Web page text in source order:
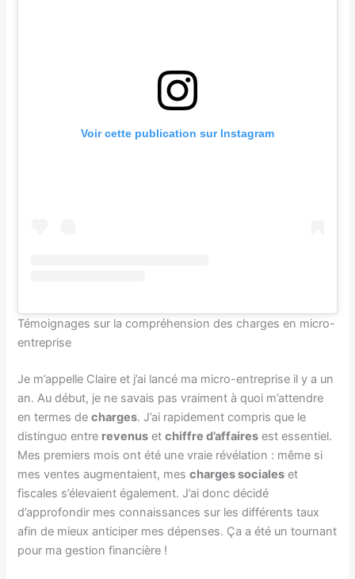
Voir cette publication sur Instagram
Témoignages sur la compréhension des charges en micro-
entreprise
Je m’appelle Claire et j’ai lancé ma micro-entreprise il y a un
an. Au début, je ne savais pas vraiment à quoi m’attendre
en termes decharges. J’ai rapidement compris que le
distinguo entre revenus etchiffre d’affaires est essentiel.
Mes premiers mois ont été une vraie révélation : même si
mes ventes augmentaient, mescharges sociales et
fiscales s’élevaient également. J’ai donc décidé
d’approfondir mes connaissances sur les différents taux
afin de mieux anticiper mes dépenses. Ça a été un tournant
pour ma gestion financière !